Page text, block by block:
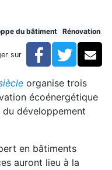
du bâtiment Rénovation
sur Facebook
organise trois
écoénergétique
développement
en bâtiments
auront lieu à la